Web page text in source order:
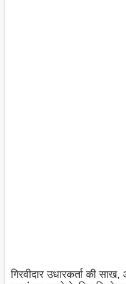
गिरवीदार उधारकर्ता की